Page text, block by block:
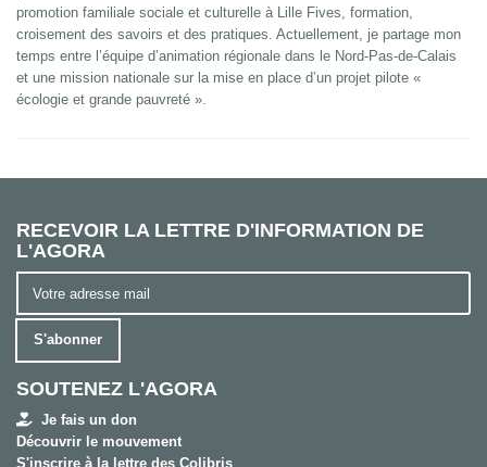
promotion familiale sociale et culturelle à Lille Fives, formation,
croisement des savoirs et des pratiques. Actuellement, je partage mon
temps entre l’équipe d’animation régionale dans le Nord-Pas-de-Calais
et une mission nationale sur la mise en place d’un projet pilote «
écologie et grande pauvreté ».
RECEVOIR LA LETTRE D'INFORMATION DE
L'AGORA
S'abonner
SOUTENEZ L'AGORA
Je fais un don
Découvrir le mouvement
S'inscrire à la lettre des Colibris